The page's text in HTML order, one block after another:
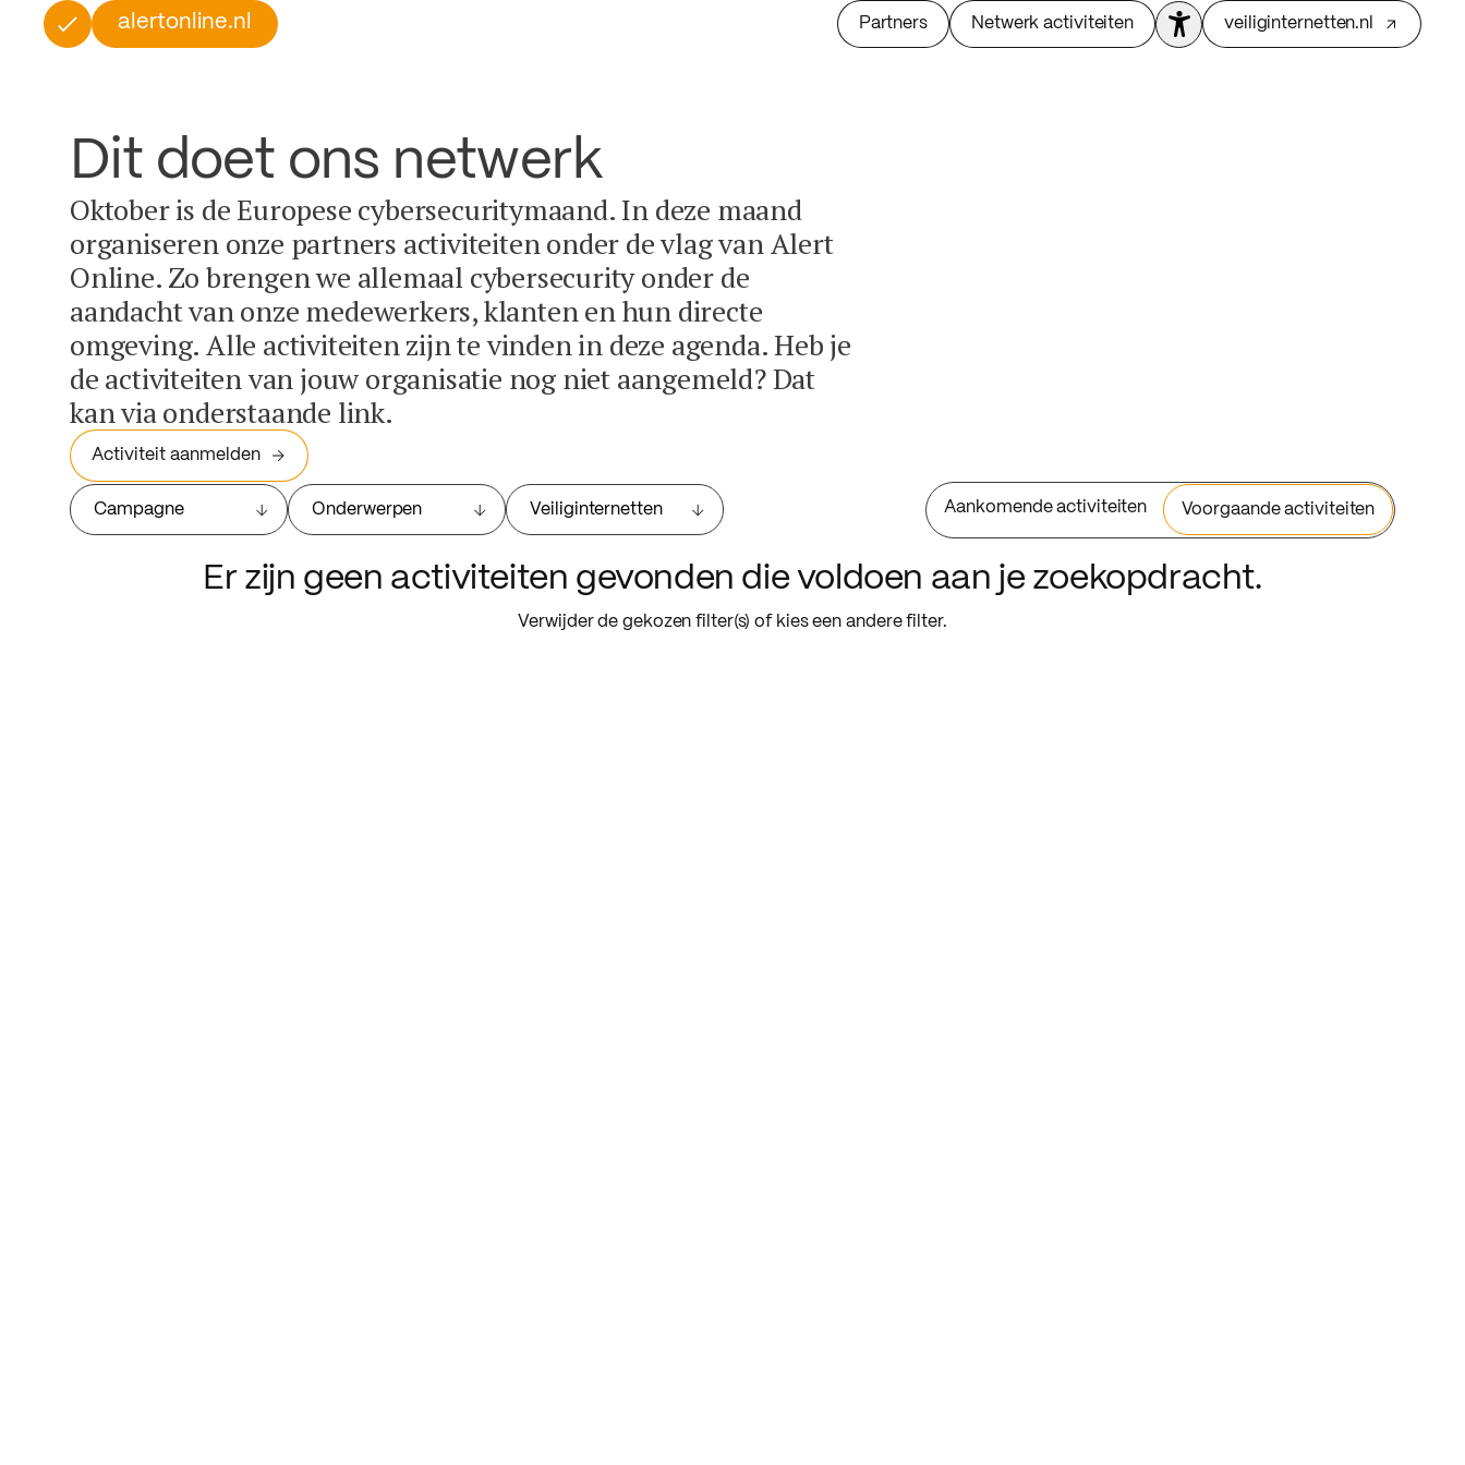
alertonline.nl Partners Netwerk activiteiten veiliginternetten.nl
Dit doet ons netwerk
Oktober is de Europese cybersecuritymaand. In deze maand
organiseren onze partners activiteiten onder de vlag van Alert
Online. Zo brengen we allemaal cybersecurity onder de
aandacht van onze medewerkers, klanten en hun directe
omgeving. Alle activiteiten zijn te vinden in deze agenda. Heb je
de activiteiten van jouw organisatie nog niet aangemeld? Dat
kan via onderstaande link.
Activiteit aanmelden
Campagne Onderwerpen Veiliginternetten Aankomende activiteiten Voorgaande activiteiten
Er zijn geen activiteiten gevonden die voldoen aan je zoekopdracht.
Verwijder de gekozen filter(s) of kies een andere filter.